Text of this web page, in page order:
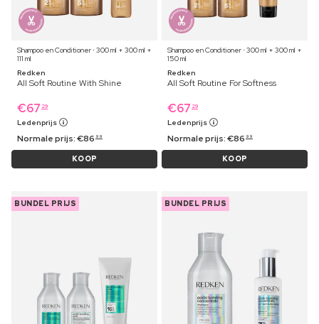
Shampoo en Conditioner ⋅ 300 ml + 300 ml +
111 ml
Redken
All Soft Routine With Shine
€67 29
Ledenprijs
Normale prijs:€86 99
KOOP
Shampoo en Conditioner ⋅ 300 ml + 300 ml +
150 ml
Redken
All Soft Routine For Softness
€67 29
Ledenprijs
Normale prijs:€86 99
KOOP
BUNDEL PRIJS BUNDEL PRIJS